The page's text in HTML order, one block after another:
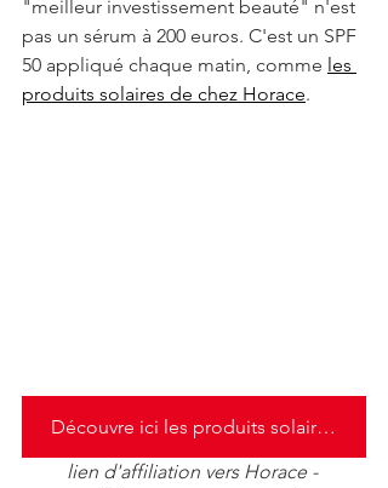
"meilleur investissement beauté" n'est
pas un sérum à 200 euros. C'est un SPF
50 appliqué chaque matin, comme les
produits solaires de chez Horace.
Découvre ici les produits solaires de chez Horace
lien d'affiliation vers Horace -